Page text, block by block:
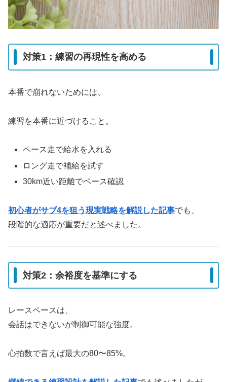
対策1：練習の再現性を高める
本番で崩れないためには、
練習を本番に近づけること。
ペース走で給水を入れる
ロング走で補給を試す
30km近い距離でペース確認
初心者がサブ4を狙う現実戦略を解説した記事でも、
段階的な適応が重要だと述べました。
対策2：余裕度を基準にする
レースペースは、
会話はできないが制御可能な強度。
心拍数で言えば最大の80〜85%。